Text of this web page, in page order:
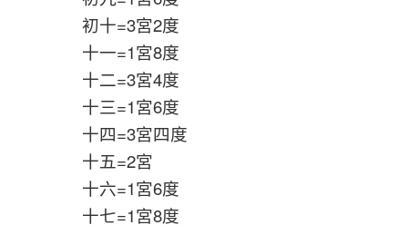
初十=3宮2度
十一=1宮8度
十二=3宮4度
十三=1宮6度
十四=3宮四度
十五=2宮
十六=1宮6度
十七=1宮8度